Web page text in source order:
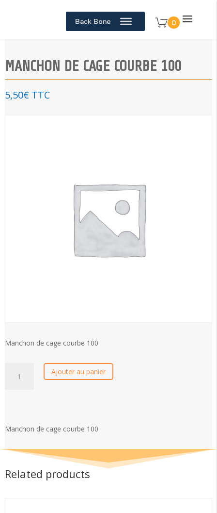
Back Bone 0
MANCHON DE CAGE COURBE 100
5,50€ TTC
Manchon de cage courbe 100
quantity
Ajouter au panier
Manchon de cage courbe 100
Related products